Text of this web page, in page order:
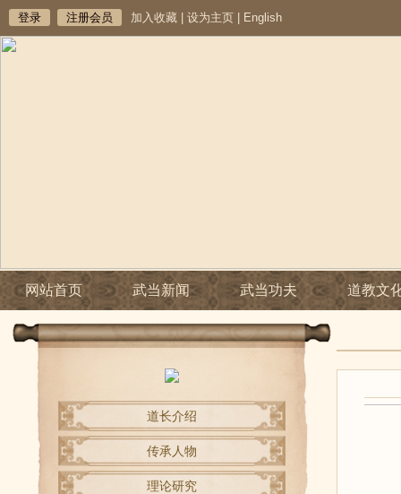
登录 注册会员 加入收藏 设为主页 English
网站首页 武当新闻 武当功夫 道教文
道长介绍
传承人物
理论研究